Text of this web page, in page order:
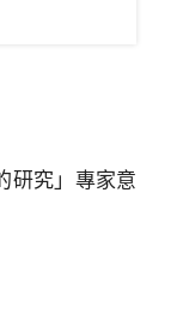
研究」專家意